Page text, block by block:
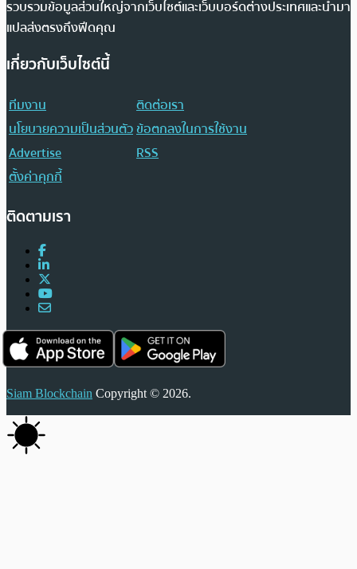
รวบรวมข้อมูลส่วนใหญ่จากเว็บไซต์และเว็บบอร์ดต่างประเทศและนำมา
แปลส่งตรงถึงฟีดคุณ
เกี่ยวกับเว็บไซต์นี้
ทีมงาน
ติดต่อเรา
นโยบายความเป็นส่วนตัวข้อตกลงในการใช้งาน
Advertise
RSS
ตั้งค่าคุกกี้
ติดตามเรา
Siam Blockchain Copyright © 2026.